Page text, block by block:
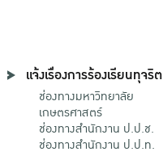
แจ้งเรื่องการร้องเรียนทุจริต
ช่องทางมหาวิทยาลัย
เกษตรศาสตร์
ช่องทางสำนักงาน ป.ป.ช.
ช่องทางสำนักงาน ป.ป.ท.